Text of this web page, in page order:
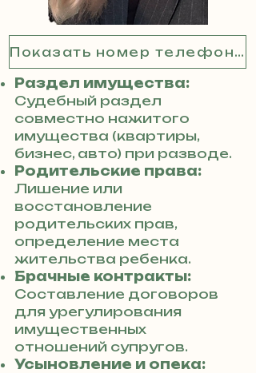
Показать номер телефона
Раздел имущества:
Судебный раздел
совместно нажитого
имущества (квартиры,
бизнес, авто) при разводе.
Родительские права:
Лишение или
восстановление
родительских прав,
определение места
жительства ребенка.
Брачные контракты:
Составление договоров
для урегулирования
имущественных
отношений супругов.
Усыновление и опека: